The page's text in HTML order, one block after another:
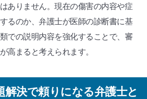
ありません。現在の傷害の内容や症
るのか、弁護士が医師の診断書に基
での説明内容を強化することで、審
高まると考えられます。
解決で頼りになる弁護士と